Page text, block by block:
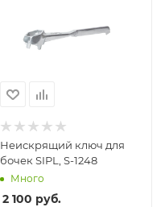
Неискрящий ключ для
бочек SIPL, S-1248
Много
2 100 руб.